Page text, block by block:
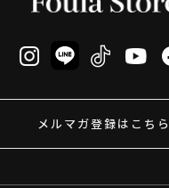
メルマガ登録はこちら